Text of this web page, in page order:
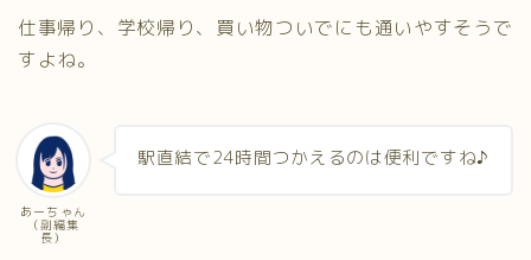
仕事帰り、学校帰り、買い物ついでにも通いやすそうで
すよね。
あーちゃん
（副編集
長）
駅直結で24時間つかえるのは便利ですね♪